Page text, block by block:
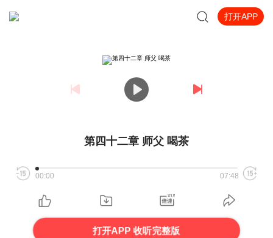
打开APP
第四十二章 师父 喝茶
00:00 07:48
打开APP 收听完整版